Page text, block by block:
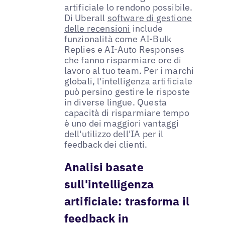
artificiale lo rendono possibile.
Di Uberall software di gestione
delle recensioni include
funzionalità come AI-Bulk
Replies e AI-Auto Responses
che fanno risparmiare ore di
lavoro al tuo team. Per i marchi
globali, l'intelligenza artificiale
può persino gestire le risposte
in diverse lingue. Questa
capacità di risparmiare tempo
è uno dei maggiori vantaggi
dell'utilizzo dell'IA per il
feedback dei clienti.
Analisi basate
sull'intelligenza
artificiale: trasforma il
feedback in